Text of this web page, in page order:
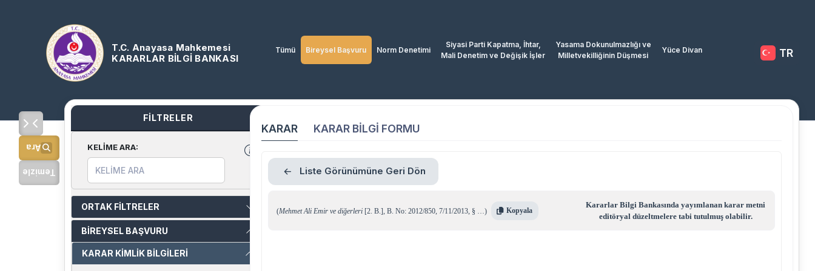
T.C. Anayasa Mahkemesi
KARARLAR BİLGİ BANKASI
Tümü Bireysel Başvuru Norm Denetimi
Siyasi Parti Kapatma, İhtar,
Mali Denetim ve Değişik İşler
Yasama Dokunulmazlığı ve
Milletvekilliğinin Düşmesi
Yüce Divan TR
Ara
Temizle
FİLTRELER
KELİME ARA:
ORTAK FİLTRELER
BİREYSEL BAŞVURU
KARAR KİMLİK BİLGİLERİ
KARAR KARAR BİLGİ FORMU
Liste Görünümüne Geri Dön
(Mehmet Ali Emir ve diğerleri [2. B.], B. No: 2012/850, 7/11/2013, § …) Kopyala
Kararlar Bilgi Bankasında yayımlanan karar metni
editöryal düzeltmelere tabi tutulmuş olabilir.